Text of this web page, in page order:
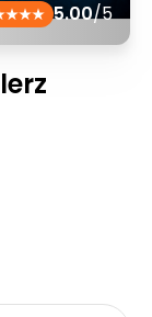
5.00/5